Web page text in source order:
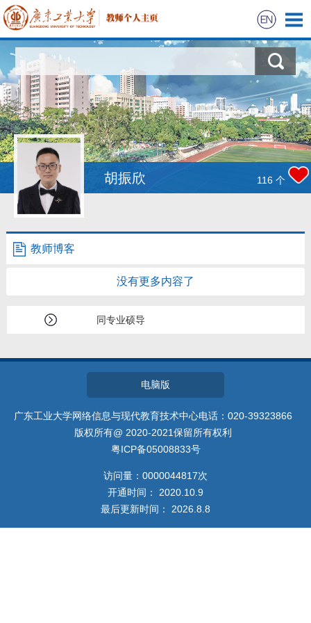
科学研究
教学研究
获奖信息
学生信息
我的相册
招生信息
胡振欣 116 个
教师博客
没有更多内容了
同专业硕导
电脑版
广东工业大学网络信息与现代教育技术中心电话：020-39323866
版权所有@ 2020-2021保留所有权利
粤ICP备05008833号
访问量： 0000044817次
开通时间： 2020 10 9
最后更新时间： 2026 8 8